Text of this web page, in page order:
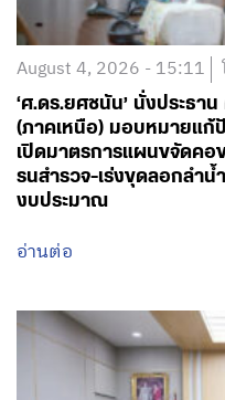
August 4, 2026 - 15:11
‘ศ.ดร.ยศชนัน’ นั่งประธ
(ภาคเหนือ) มอบหมายแ
เปิดมาตรการแผนขจัดคอ
รนสำรวจ-เร่งขุดลอกลำน้
งบประมาณ
อ่านต่อ